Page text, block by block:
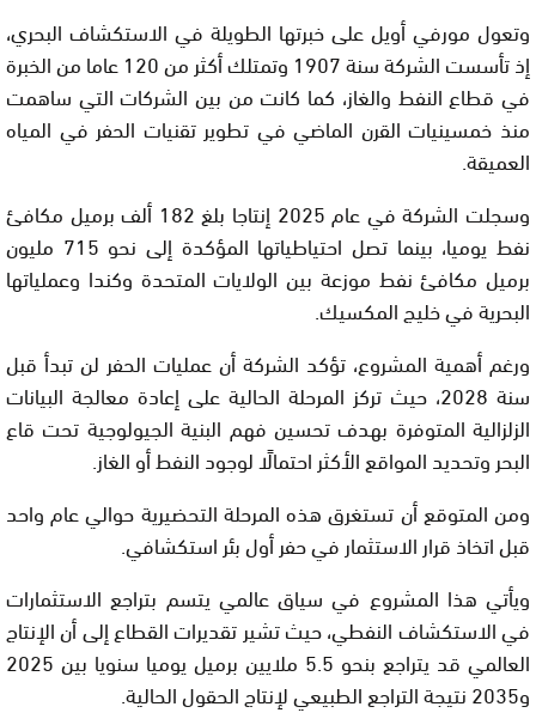
وتعول مورفي أويل على خبرتها الطويلة في الاستكشاف البحري،
إذ تأسست الشركة سنة 1907 وتمتلك أكثر من 120 عاما من الخبرة
في قطاع النفط والغاز، كما كانت من بين الشركات التي ساهمت
منذ خمسينيات القرن الماضي في تطوير تقنيات الحفر في المياه
العميقة.
وسجلت الشركة في عام 2025 إنتاجا بلغ 182 ألف برميل مكافئ
نفط يوميا، بينما تصل احتياطياتها المؤكدة إلى نحو 715 مليون
برميل مكافئ نفط موزعة بين الولايات المتحدة وكندا وعملياتها
البحرية في خليج المكسيك.
ورغم أهمية المشروع، تؤكد الشركة أن عمليات الحفر لن تبدأ قبل
سنة 2028، حيث تركز المرحلة الحالية على إعادة معالجة البيانات
الزلزالية المتوفرة بهدف تحسين فهم البنية الجيولوجية تحت قاع
البحر وتحديد المواقع الأكثر احتمالًا لوجود النفط أو الغاز.
ومن المتوقع أن تستغرق هذه المرحلة التحضيرية حوالي عام واحد
قبل اتخاذ قرار الاستثمار في حفر أول بئر استكشافي.
ويأتي هذا المشروع في سياق عالمي يتسم بتراجع الاستثمارات
في الاستكشاف النفطي، حيث تشير تقديرات القطاع إلى أن الإنتاج
العالمي قد يتراجع بنحو 5.5 ملايين برميل يوميا سنويا بين 2025
و2035 نتيجة التراجع الطبيعي لإنتاج الحقول الحالية.